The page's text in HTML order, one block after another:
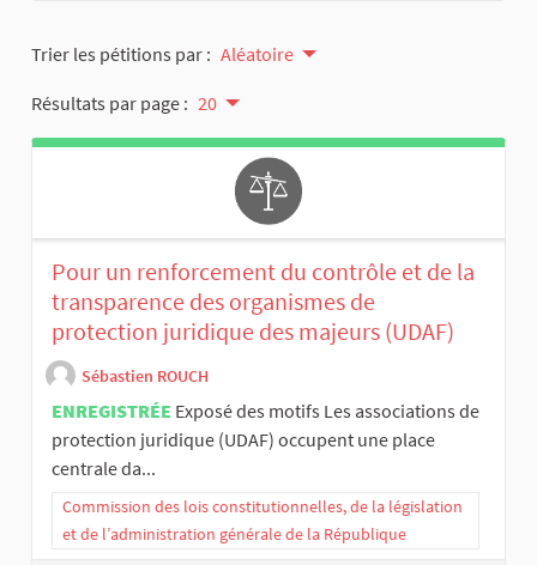
Trier les pétitions par : Aléatoire
Résultats par page : 20
Pour un renforcement du contrôle et de la
transparence des organismes de
protection juridique des majeurs (UDAF)
Sébastien ROUCH
ENREGISTRÉE Exposé des motifs Les associations de
protection juridique (UDAF) occupent une place
centrale da...
Commission des lois constitutionnelles, de la législation
et de l’administration générale de la République